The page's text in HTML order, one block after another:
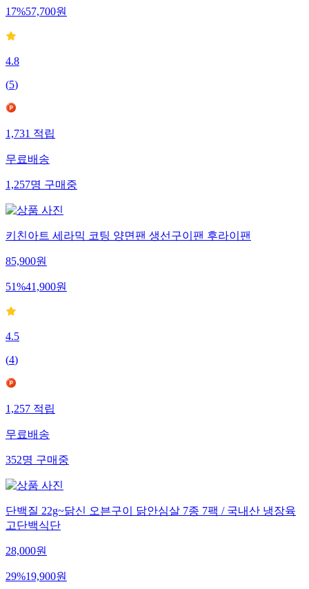
17%57,700원
4.8
(5)
1,731적립
무료배송
1,257명구매중
키친아트 세라믹 코팅 양면팬 생선구이팬 후라이팬
85,900원
51%41,900원
4.5
(4)
1,257적립
무료배송
352명구매중
단백질 22g~닭신 오븐구이 닭안심살 7종 7팩 / 국내산 냉장육
고단백식단
28,000원
29%19,900원